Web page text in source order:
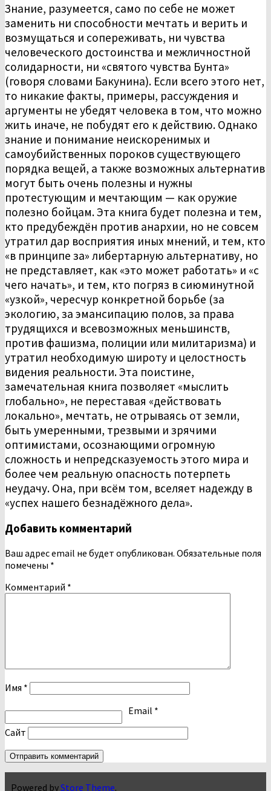
Знание, разумеется, само по себе не может
заменить ни способности мечтать и верить и
возмущаться и сопереживать, ни чувства
человеческого достоинства и межличностной
солидарности, ни «святого чувства Бунта»
(говоря словами Бакунина). Если всего этого нет,
то никакие факты, примеры, рассуждения и
аргументы не убедят человека в том, что можно
жить иначе, не побудят его к действию. Однако
знание и понимание неискоренимых и
самоубийственных пороков существующего
порядка вещей, а также возможных альтернатив
могут быть очень полезны и нужны
протестующим и мечтающим — как оружие
полезно бойцам. Эта книга будет полезна и тем,
кто предубеждён против анархии, но не совсем
утратил дар восприятия иных мнений, и тем, кто
«в принципе за» либертарную альтернативу, но
не представляет, как «это может работать» и «с
чего начать», и тем, кто погряз в сиюминутной
«узкой», чересчур конкретной борьбе (за
экологию, за эмансипацию полов, за права
трудящихся и всевозможных меньшинств,
против фашизма, полиции или милитаризма) и
утратил необходимую широту и целостность
видения реальности. Эта поистине,
замечательная книга позволяет «мыслить
глобально», не переставая «действовать
локально», мечтать, не отрываясь от земли,
быть умеренными, трезвыми и зрячими
оптимистами, осознающими огромную
сложность и непредсказуемость этого мира и
более чем реальную опасность потерпеть
неудачу. Она, при всём том, вселяет надежду в
«успех нашего безнадёжного дела».
Добавить комментарий
Ваш адрес email не будет опубликован. Обязательные поля
помечены *
Комментарий *
Имя *
Email *
Сайт
Powered byStore Theme.